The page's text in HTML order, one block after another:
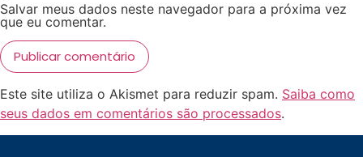
Salvar meus dados neste navegador para a próxima vez
que eu comentar.
Este site utiliza o Akismet para reduzir spam. Saiba como
seus dados em comentários são processados.